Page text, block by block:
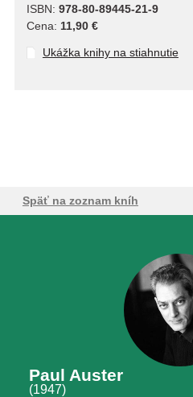
ISBN: 978-80-89445-21-9
Cena: 11,90 €
Ukážka knihy na stiahnutie
Späť na zoznam kníh
Paul Auster
(1947)